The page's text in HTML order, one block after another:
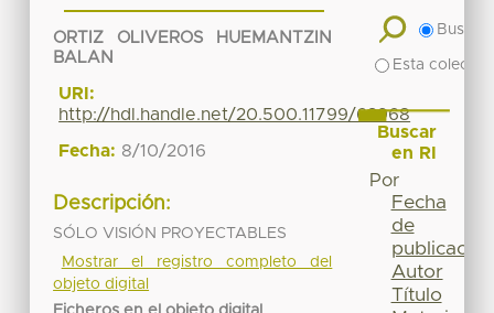
ORTIZ OLIVEROS HUEMANTZIN
BALAN
URI:
http://hdl.handle.net/20.500.11799/63968
Fecha: 8/10/2016
Descripción:
SÓLO VISIÓN PROYECTABLES
Mostrar el registro completo del
objeto digital
Buscar
Esta
Buscar
en RI
Por
Fecha
de
publicación
Autor
Título